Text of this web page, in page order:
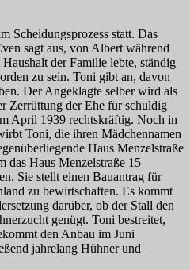
Scheidungsprozess statt. Das
sagt aus, von Albert während
der Familie lebte, ständig
zu sein. Toni gibt an, davon
Der Angeklagte selber wird als
Zerrüttung der Ehe für schuldig
April 1939 rechtskräftig. Noch in
Toni, die ihren Mädchennamen
Haus Menzelstraße
das Haus Menzelstraße 15
Sie stellt einen Bauantrag für
zu bewirtschaften. Es kommt
darüber, ob der Stall den
genügt. Toni bestreitet,
den Anbau im Juni
jahrelang Hühner und